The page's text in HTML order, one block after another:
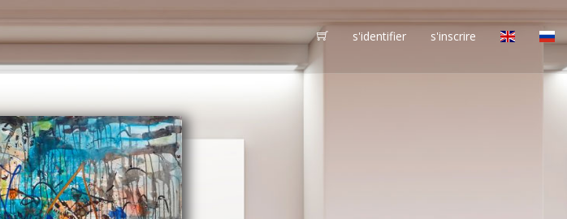
s'identifier s'inscrire